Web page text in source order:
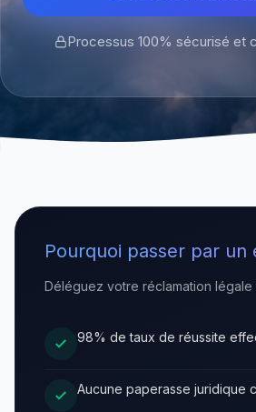
Processus 100% sécurisé et
Pourquoi passer par un
Déléguez votre réclamation légale
98% de taux de réussite
Aucune paperasse juridique